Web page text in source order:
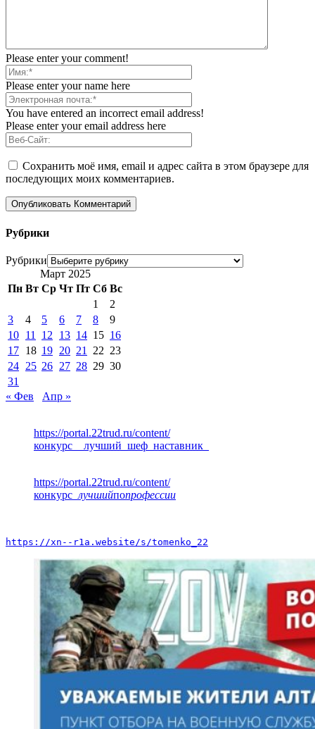
Please enter your comment!
Please enter your name here
You have entered an incorrect email address!
Please enter your email address here
Сохранить моё имя, email и адрес сайта в этом браузере для
последующих моих комментариев.
Рубрики
Рубрики
Март 2025
Пн Вт Ср Чт Пт Сб Вс
1
2
3
4 5 6 7 8
9
10 11 12 13 14 15 16
17 18 19 20 21 22 23
24 25 26 27 28 29 30
31
« Фев
Апр »
https://portal.22trud.ru/content/
конкурс__лучший_шеф_наставник_
https://portal.22trud.ru/content/
конкурс _лучшийпопрофессии
https://xn--r1a.website/s/tomenko_22